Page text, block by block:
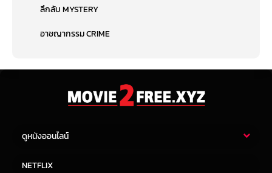
ลึกลับ MYSTERY
อาชญากรรม CRIME
ดูหนังออนไลน์
NETFLIX